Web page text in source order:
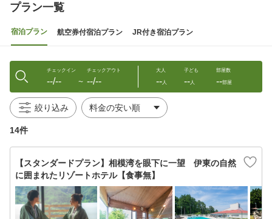
プラン一覧
宿泊プラン 航空券付宿泊プラン JR付き宿泊プラン
チェックイン
--/-- 〜
チェックアウト
--/--
大人
--人
子ども
--人
部屋数
--部屋
絞り込み
14件
【スタンダードプラン】相模湾を眼下に一望 伊東の自然
に囲まれたリゾートホテル【食事無】